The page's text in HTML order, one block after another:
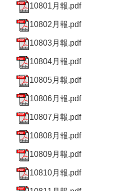
10801月報.pdf
10802月報.pdf
10803月報.pdf
10804月報.pdf
10805月報.pdf
10806月報.pdf
10807月報.pdf
10808月報.pdf
10809月報.pdf
10810月報.pdf